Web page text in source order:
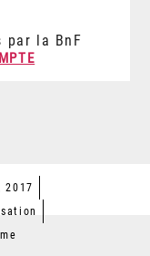
par la BnF